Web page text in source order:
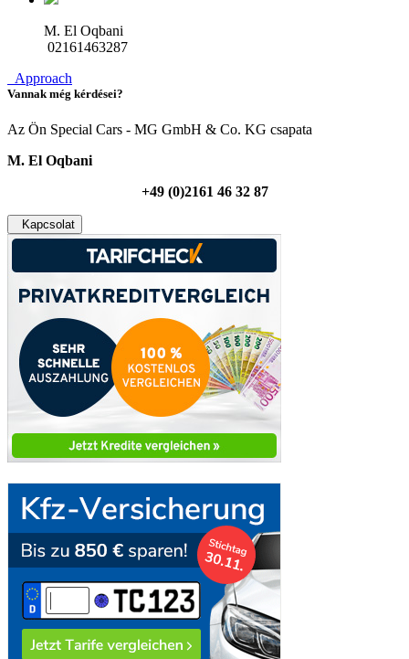
M. El Oqbani
02161463287
Approach
Vannak még kérdései?
Az Ön Special Cars - MG GmbH & Co. KG csapata
M. El Oqbani
+49 (0)2161 46 32 87
Kapcsolat